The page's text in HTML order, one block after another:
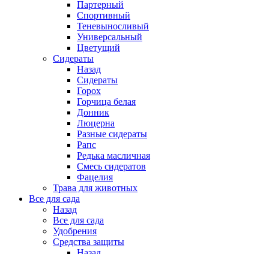
Партерный
Спортивный
Теневыносливый
Универсальный
Цветущий
Сидераты
Назад
Сидераты
Горох
Горчица белая
Донник
Люцерна
Разные сидераты
Рапс
Редька масличная
Смесь сидератов
Фацелия
Трава для животных
Все для сада
Назад
Все для сада
Удобрения
Средства защиты